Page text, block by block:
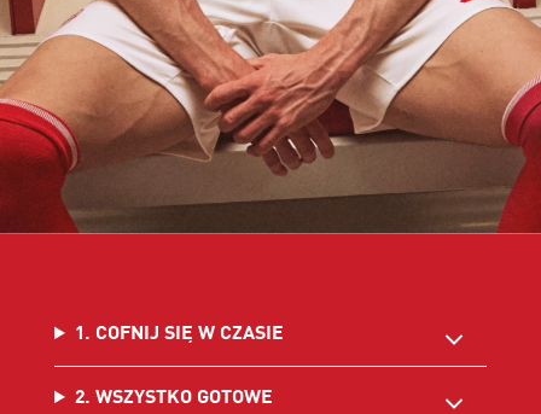
1. COFNIJ SIĘ W CZASIE
2. WSZYSTKO GOTOWE